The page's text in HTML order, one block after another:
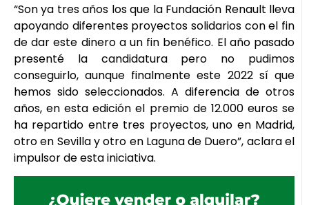
“Son ya tres años los que la Fundación Renault lleva
apoyando diferentes proyectos solidarios con el fin
de dar este dinero a un fin benéfico. El año pasado
presenté la candidatura pero no pudimos
conseguirlo, aunque finalmente este 2022 sí que
hemos sido seleccionados. A diferencia de otros
años, en esta edición el premio de 12.000 euros se
ha repartido entre tres proyectos, uno en Madrid,
otro en Sevilla y otro en Laguna de Duero”, aclara el
impulsor de esta iniciativa.